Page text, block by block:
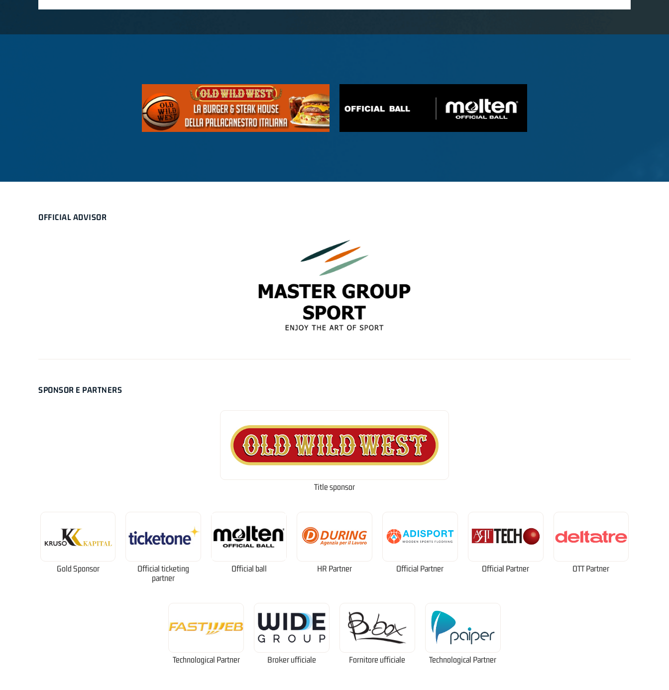
OFFICIAL ADVISOR
SPONSOR E PARTNERS
Title sponsor
Gold Sponsor
Official ticketing
partner
Official ball HR Partner Official Partner Official Partner OTT Partner
Technological Partner Broker ufficiale Fornitore ufficiale Technological Partner